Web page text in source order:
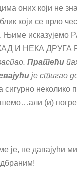
оних који не
који се врло
Њиме исказујемо
И НЕКА ДРУГА
Пратећи
је стигао
сигурно неколико
(и)
је, не давајући